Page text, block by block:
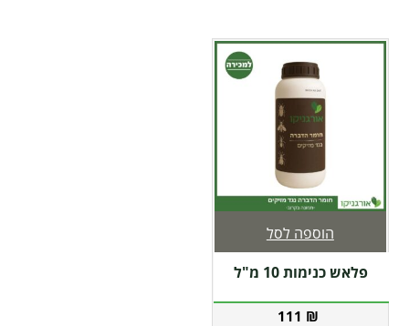
פלאש כנימות 10 מ"ל
111 ₪
הוספה לסל